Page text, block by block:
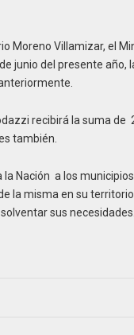
Moreno Villamizar, el
junio del presente año,
recibirá la suma de
también.
Nación a los
la misma en su
sus necesidades.